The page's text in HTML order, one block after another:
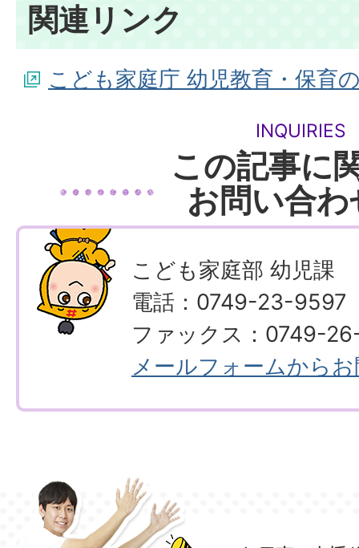
関連リンク
こども家庭庁 幼児教育・保育
INQUIRIES
この記事に
お問い合わ
こども家庭部 幼児課
電話：0749-23-9597
ファックス：0749-
メールフォームから